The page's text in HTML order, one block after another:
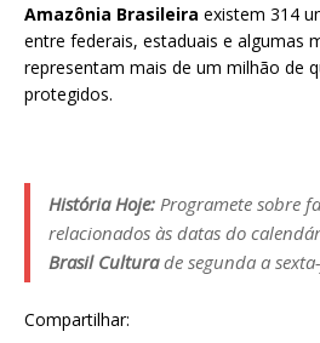
Amazônia Brasileira existem 314
entre federais, estaduais e algumas
representam mais de um milhão de
protegidos.
História Hoje: Programete sobre
relacionados às datas do
Brasil Culturade segunda a
Compartilhar: